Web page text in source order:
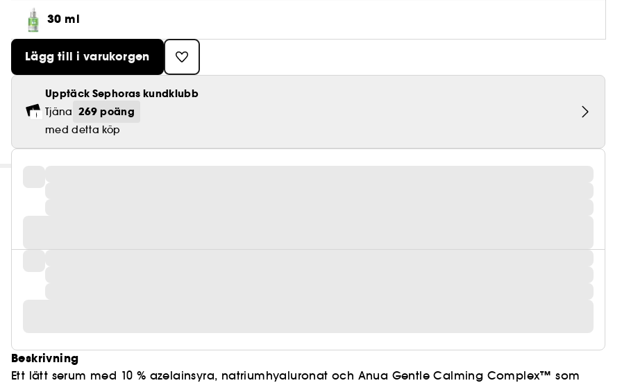
30 ml
Lägg till i varukorgen
Upptäck Sephoras kundklubb
Tjäna 269 poäng
med detta köp
Beskrivning
Ett lätt serum med 10 % azelainsyra, natriumhyaluronat och Anua Gentle Calming Complex™ som